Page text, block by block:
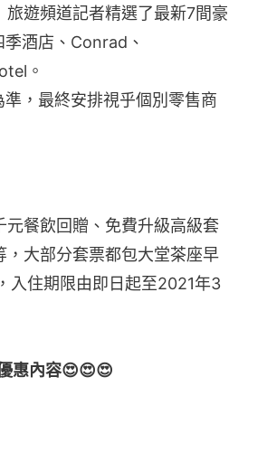
遊頻道記者精選了最新7間豪
酒店、Conrad、
。
準，最終安排視乎個別零售商
餐飲回贈、免費升級高級套
大部分套票都包大堂茶座早
入住期限由即日起至2021年3
惠內容😍😍😍